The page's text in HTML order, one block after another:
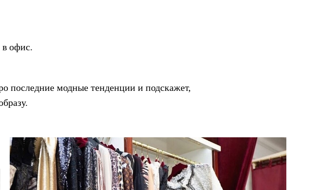
офис.
последние модные тенденции и подскажет,